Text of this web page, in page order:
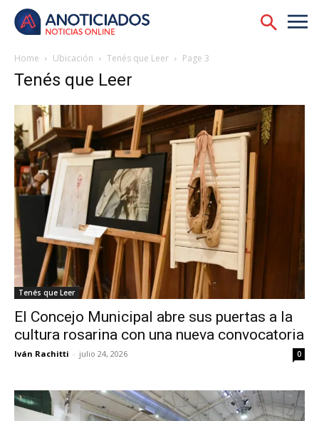
Home Ubicación Tenés que Leer Page 3
Tenés que Leer
Tenés que Leer
El Concejo Municipal abre sus puertas a la
cultura rosarina con una nueva convocatoria
Iván Rachitti - julio 24, 2026 0